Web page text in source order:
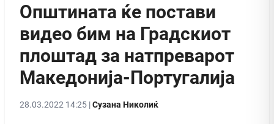
Општината ќе постави
видео бим на Градскиот
плоштад за натпреварот
Македонија-Португалија
28.03.2022 14:25 |Сузана Николиќ